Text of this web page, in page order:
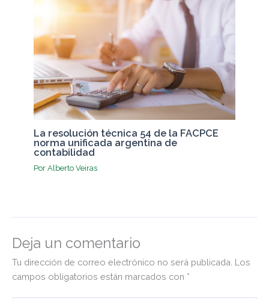
La resolución técnica 54 de la FACPCE
norma unificada argentina de
contabilidad
PorAlberto Veiras
Deja un comentario
Tu dirección de correo electrónico no será publicada. Los
campos obligatorios están marcados con *